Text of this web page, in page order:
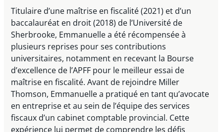
Titulaire d’une maîtrise en fiscalité (2021) et d’un
baccalauréat en droit (2018) de l’Université de
Sherbrooke, Emmanuelle a été récompensée à
plusieurs reprises pour ses contributions
universitaires, notamment en recevant la Bourse
d’excellence de l’APFF pour le meilleur essai de
maîtrise en fiscalité. Avant de rejoindre Miller
Thomson, Emmanuelle a pratiqué en tant qu’avocate
en entreprise et au sein de l’équipe des services
fiscaux d’un cabinet comptable provincial. Cette
expérience lui permet de comprendre les défis